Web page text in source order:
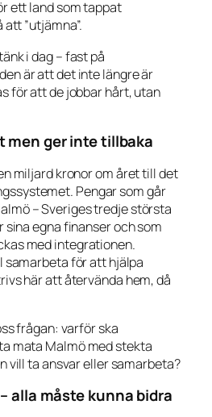
ett land som tappat
”utjämna”.
i dag – fast på
är att det inte längre är
för att de jobbar hårt, utan
men ger inte tillbaka
miljard kronor om året till det
Pengar som går
– Sveriges tredje största
sina egna finanser och som
med integrationen.
samarbeta för att hjälpa
här att återvända hem, då
frågan: varför ska
mata Malmö med stekta
vill ta ansvar eller samarbeta?
alla måste kunna bidra